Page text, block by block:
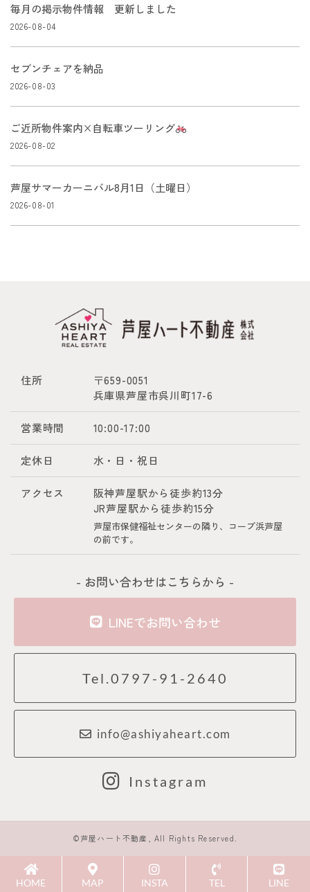
毎月の掲示物件情報 更新しました
2026-08-04
セブンチェアを納品
2026-08-03
ご近所物件案内×自転車ツーリング
2026-08-02
芦屋サマーカーニバル8月1日（土曜日）
2026-08-01
住所
〒659-0051
兵庫県芦屋市呉川町17-6
営業時間 10:00-17:00
定休日 水・日・祝日
アクセス
阪神芦屋駅から徒歩約13分
JR芦屋駅から徒歩約15分
芦屋市保健福祉センターの隣り、コープ浜芦屋
の前です。
- お問い合わせはこちらから -
LINEでお問い合わせ
Tel.0797-91-2640
info@ashiyaheart.com
Instagram
©芦屋ハート不動産, All Rights Reserved.
HOME MAP INSTA TEL LINE